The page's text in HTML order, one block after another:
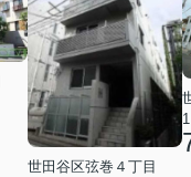
世田谷区弦巻４丁目